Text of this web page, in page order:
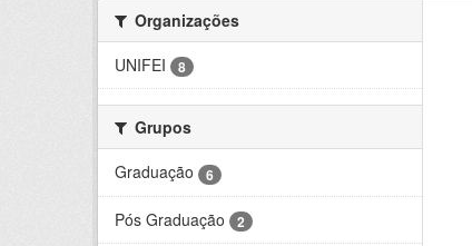
Organizações
UNIFEI
8
Grupos
Graduação
6
Pós Graduação 2